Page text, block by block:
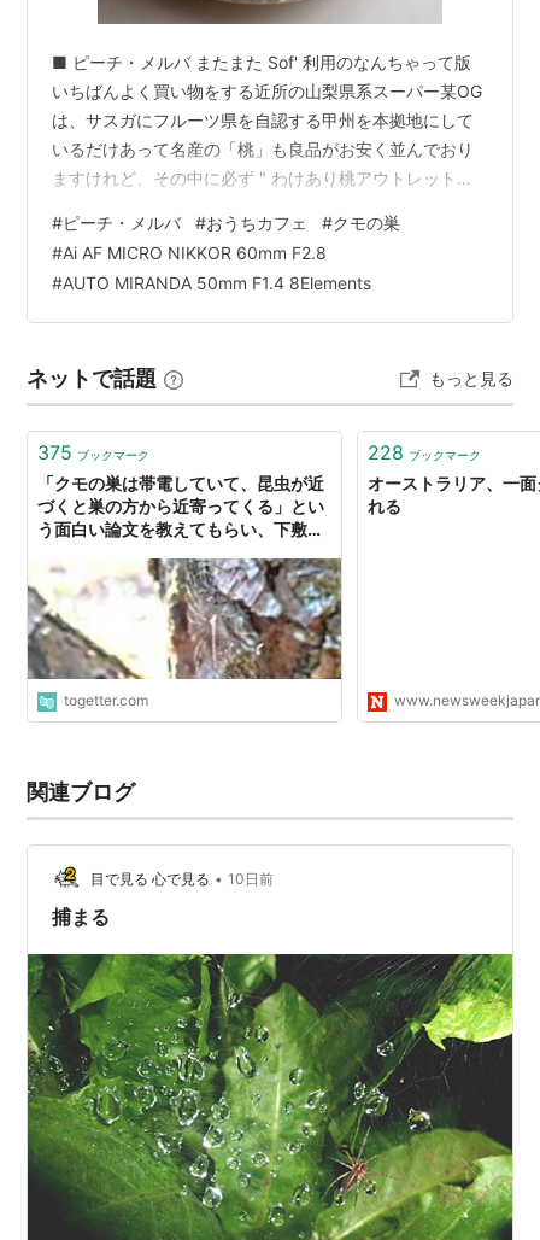
■ ピーチ・メルバ またまた Sof' 利用のなんちゃって版
いちばんよく買い物をする近所の山梨県系スーパー某OG
は、サスガにフルーツ県を自認する甲州を本拠地にして
いるだけあって名産の「桃」も良品がお安く並んでおり
ますけれど、その中に必ず " わけあり桃アウトレットの
い桃をお手軽な価格でいただけるのは非常に有難いこと
なのですな。 今回もその第二弾が店頭に運び込まれてお
りまして、さんざん喰ったからもういいや…と思ってい
た桃をまたまた煩悩のままに欲してしまったエロおやぢ
ン前回は６玉で￥…
#ピーチ・メルバ #おうちカフェ #クモの巣
#Ai AF MICRO NIKKOR 60mm F2.8
#AUTO MIRANDA 50mm F1.4 8Elements
ネットで話題 もっと見る
375 ブックマーク
「クモの巣は帯電していて、昆虫が近
づくと巣の方から近寄ってくる」とい
う面白い論文を教えてもらい、下敷き
だった
togetter.com
228 ブックマーク
オーストラリア、一
れる
関連ブログ
目で見る 心で見る • 10日前
捕まる